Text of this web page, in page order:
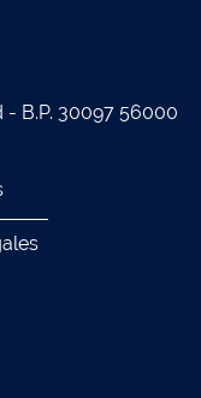
- B.P. 30097 56000